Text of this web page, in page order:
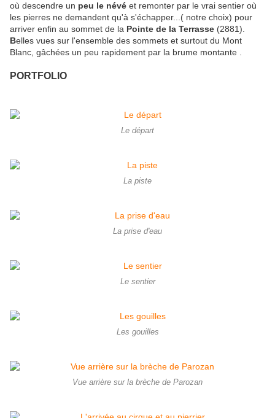
où descendre un peu le névé et remonter par le vrai sentier où
les pierres ne demandent qu'à s'échapper...( notre choix) pour
arriver enfin au sommet de la Pointe de la Terrasse (2881).
Belles vues sur l'ensemble des sommets et surtout du Mont
Blanc, gâchées un peu rapidement par la brume montante .
PORTFOLIO
Le départ
La piste
La prise d'eau
Le sentier
Les gouilles
Vue arrière sur la brèche de Parozan